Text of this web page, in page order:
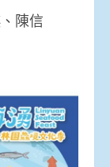
陳信